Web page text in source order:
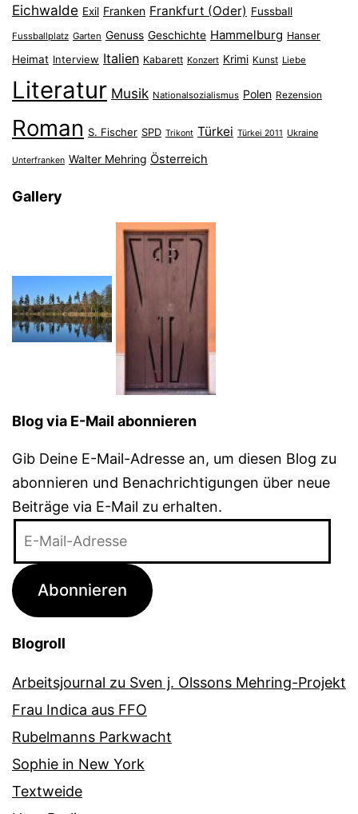
Eichwalde Exil Franken Frankfurt (Oder) Fussball
Fussballplatz Garten Genuss Geschichte Hammelburg Hanser
Heimat Interview Italien Kabarett Konzert Krimi Kunst Liebe
Literatur Musik Nationalsozialismus Polen Rezension
Roman S. Fischer SPD Trikont Türkei Türkei 2011 Ukraine
Unterfranken Walter Mehring Österreich
Gallery
Blog via E-Mail abonnieren
Gib Deine E-Mail-Adresse an, um diesen Blog zu
abonnieren und Benachrichtigungen über neue
Beiträge via E-Mail zu erhalten.
Adresse
Abonnieren
Blogroll
Arbeitsjournal zu Sven j. Olssons Mehring-Projekt
Frau Indica aus FFO
Rubelmanns Parkwacht
Sophie in New York
Textweide